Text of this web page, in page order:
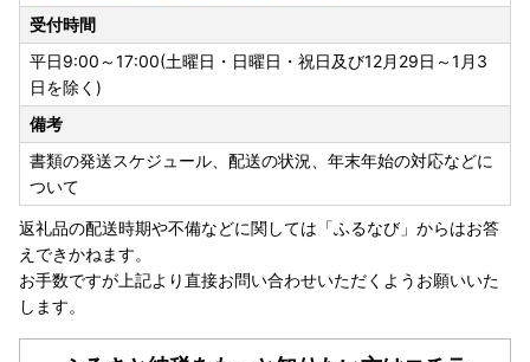
お送りするワンストップ特例申請書に必要事項をご記入の
上、ご返送をお願いします。
【書類の発送について】
※重要※
返礼品とは別に30日以内に発送いたします。
なお、ワンストップ特例申請書は、ご要望の寄附者様のみ同
封いたします。
【返礼品の発送について】
・長期不在などでお受け取りができない期間がある場合は、
備考欄に必ずご入力ください。原則、再送はいたしかねま
受付時間
平日9:00～17:00(土曜日・日曜日・祝日及び12月29日～1月3
日を除く)
備考
書類の発送スケジュール、配送の状況、年末年始の対応などに
ついて
返礼品の配送時期や不備などに関しては「ふるなび」からはお答
えできかねます。
お手数ですが上記より直接お問い合わせいただくようお願いいた
します。